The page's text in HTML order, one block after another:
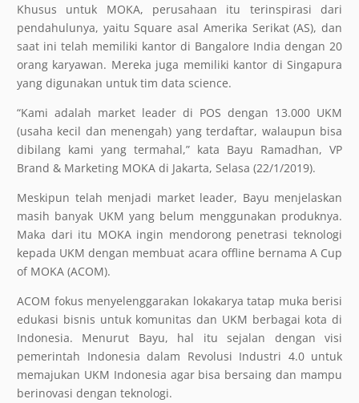
Khusus untuk MOKA, perusahaan itu terinspirasi dari
pendahulunya, yaitu Square asal Amerika Serikat (AS), dan
saat ini telah memiliki kantor di Bangalore India dengan 20
orang karyawan. Mereka juga memiliki kantor di Singapura
yang digunakan untuk tim data science.
“Kami adalah market leader di POS dengan 13.000 UKM
(usaha kecil dan menengah) yang terdaftar, walaupun bisa
dibilang kami yang termahal,” kata Bayu Ramadhan, VP
Brand & Marketing MOKA di Jakarta, Selasa (22/1/2019).
Meskipun telah menjadi market leader, Bayu menjelaskan
masih banyak UKM yang belum menggunakan produknya.
Maka dari itu MOKA ingin mendorong penetrasi teknologi
kepada UKM dengan membuat acara offline bernama A Cup
of MOKA (ACOM).
ACOM fokus menyelenggarakan lokakarya tatap muka berisi
edukasi bisnis untuk komunitas dan UKM berbagai kota di
Indonesia. Menurut Bayu, hal itu sejalan dengan visi
pemerintah Indonesia dalam Revolusi Industri 4.0 untuk
memajukan UKM Indonesia agar bisa bersaing dan mampu
berinovasi dengan teknologi.